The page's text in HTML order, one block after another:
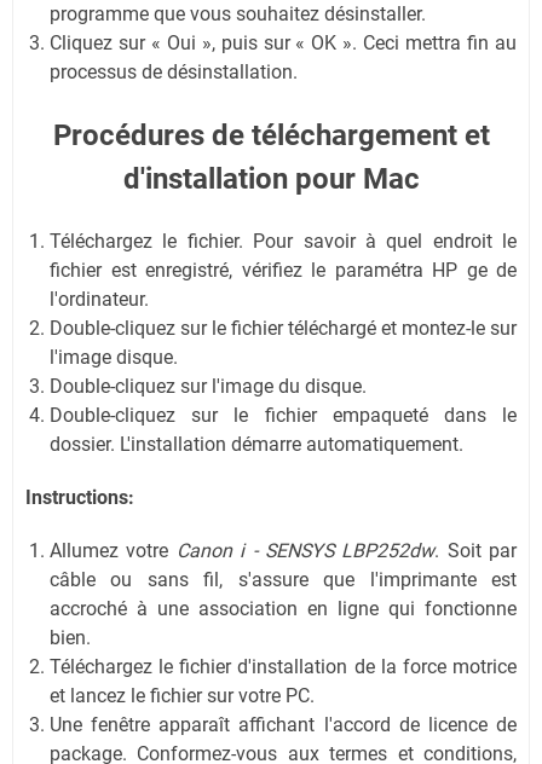
programme que vous souhaitez désinstaller.
Cliquez sur « Oui », puis sur « OK ». Ceci mettra fin au
processus de désinstallation.
Procédures de téléchargement et
d'installation pour Mac
Téléchargez le fichier. Pour savoir à quel endroit le
fichier est enregistré, vérifiez le paramétra HP ge de
l'ordinateur.
Double-cliquez sur le fichier téléchargé et montez-le sur
l'image disque.
Double-cliquez sur l'image du disque.
Double-cliquez sur le fichier empaqueté dans le
dossier. L'installation démarre automatiquement.
Instructions:
Allumez votre Canon i - SENSYS LBP252dw. Soit par
câble ou sans fil, s'assure que l'imprimante est
accroché à une association en ligne qui fonctionne
bien.
Téléchargez le fichier d'installation de la force motrice
et lancez le fichier sur votre PC.
Une fenêtre apparaît affichant l'accord de licence de
package. Conformez-vous aux termes et conditions,